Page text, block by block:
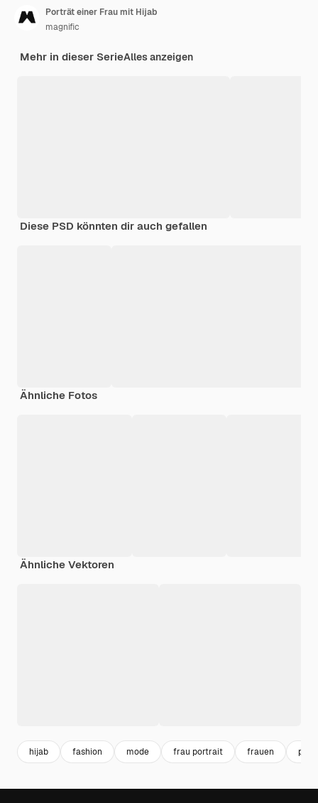
Porträt einer Frau mit Hijab
magnific
Mehr in dieser SerieAlles anzeigen
Diese PSD könnten dir auch gefallen
Ähnliche Fotos
Ähnliche Vektoren
hijab fashion mode frau portrait frauen